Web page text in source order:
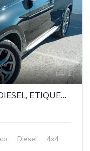
1
BMW X3 2.0D 190CV XLINE DIESEL, ETIQUETA ECO
Diesel
4x4